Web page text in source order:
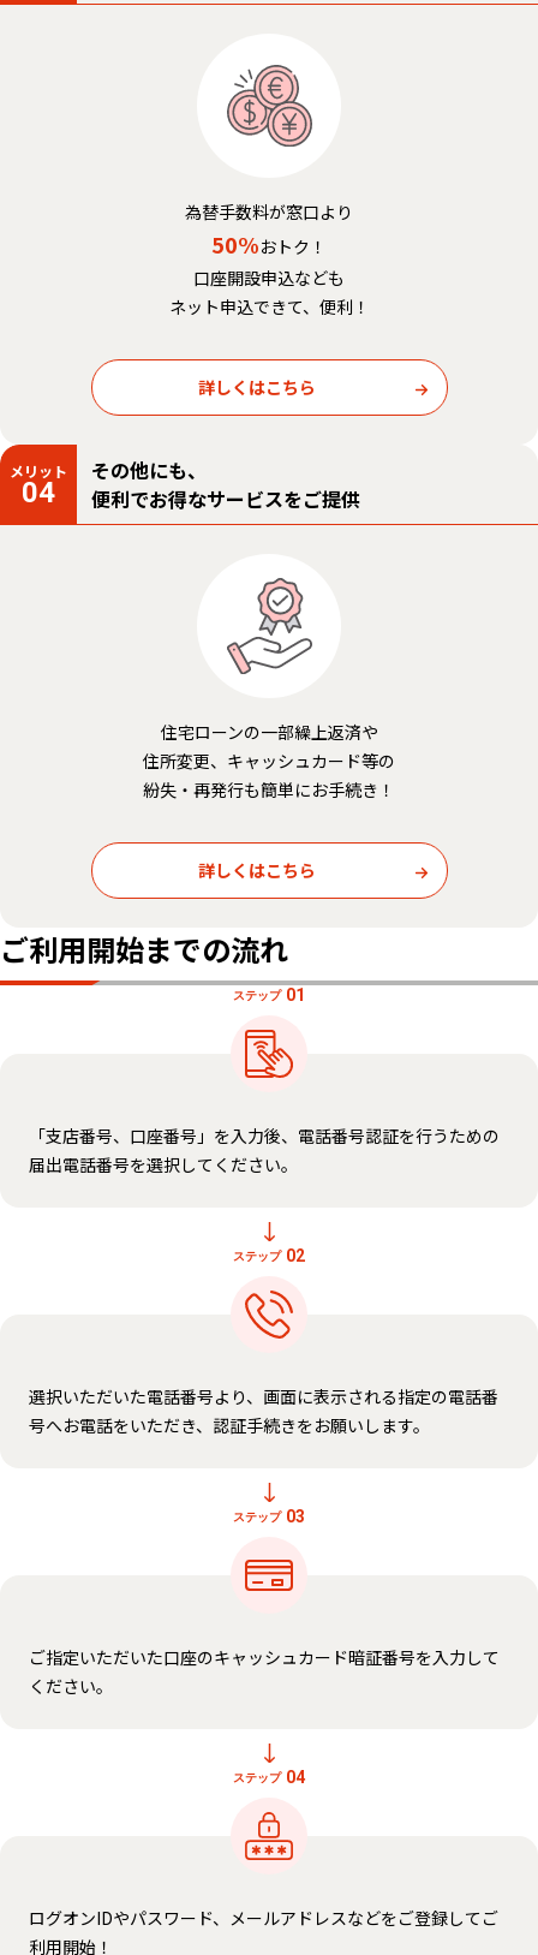
為替手数料が窓口より
50%おトク！
口座開設申込なども
ネット申込できて、便利！
詳しくはこちら
メリット
04
その他にも、
便利でお得なサービスをご提供
住宅ローンの一部繰上返済や
住所変更、キャッシュカード等の
紛失・再発行も簡単にお手続き！
詳しくはこちら
ご利用開始までの流れ
ステップ 01
「支店番号、口座番号」を入力後、電話番号認証を行うための
届出電話番号を選択してください。
ステップ 02
選択いただいた電話番号より、画面に表示される指定の電話番
号へお電話をいただき、認証手続きをお願いします。
ステップ 03
ご指定いただいた口座のキャッシュカード暗証番号を入力して
ください。
ステップ 04
ログオンIDやパスワード、メールアドレスなどをご登録してご
利用開始！